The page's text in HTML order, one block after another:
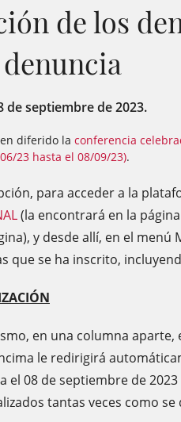
de los
de septiembre de 2023.
diferido la conferencia
23 hasta el 08/09/23).
para acceder a la
(la encontrará en la
y desde allí, en el menú
que se ha inscrito,
en una columna
le redirigirá
el 08 de septiembre de
tantas veces como se